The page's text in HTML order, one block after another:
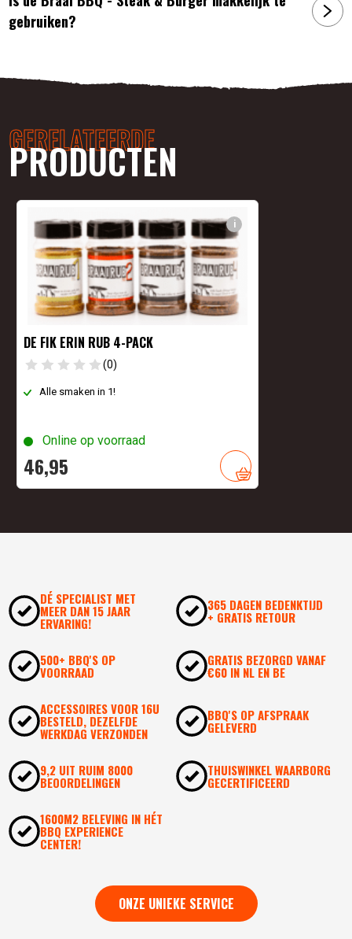
gebruiken?
GERELATEERDE
PRODUCTEN
i
DE FIK ERIN RUB 4-PACK
(0)
Alle smaken in 1!
Online op voorraad
46,95
DÉ SPECIALIST MET
MEER DAN 15 JAAR
ERVARING!
365 DAGEN BEDENKTIJD
+ GRATIS RETOUR
500+ BBQ'S OP
VOORRAAD
GRATIS BEZORGD VANAF
€60 IN NL EN BE
ACCESSOIRES VOOR 16U
BESTELD, DEZELFDE
WERKDAG VERZONDEN
BBQ'S OP AFSPRAAK
GELEVERD
9,2 UIT RUIM 8000
BEOORDELINGEN
THUISWINKEL WAARBORG
GECERTIFICEERD
1600M2 BELEVING IN HÉT
BBQ EXPERIENCE
CENTER!
ONZE UNIEKE SERVICE